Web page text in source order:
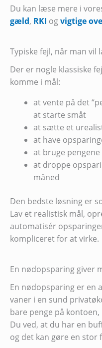
Du kan læse mere i
gæld, RKI ogvigtige
Typiske fejl, når man vil
Der er nogle klassiske
komme i mål:
at vente på det
at starte småt
at sætte et
at have
at bruge
at droppe
måned
Den bedste løsning er
Lav et realistisk mål,
automatisér
kompliceret for at virke.
En nødopsparing giver
En nødopsparing er en
vaner i en sund
bare penge på
Du ved, at du har en
og det kan gøre en stor